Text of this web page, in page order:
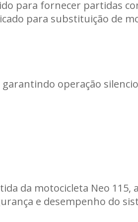
informações de estoque...
para fornecer partidas
para substituição de
operação
da motocicleta Neo 115,
e desempenho do